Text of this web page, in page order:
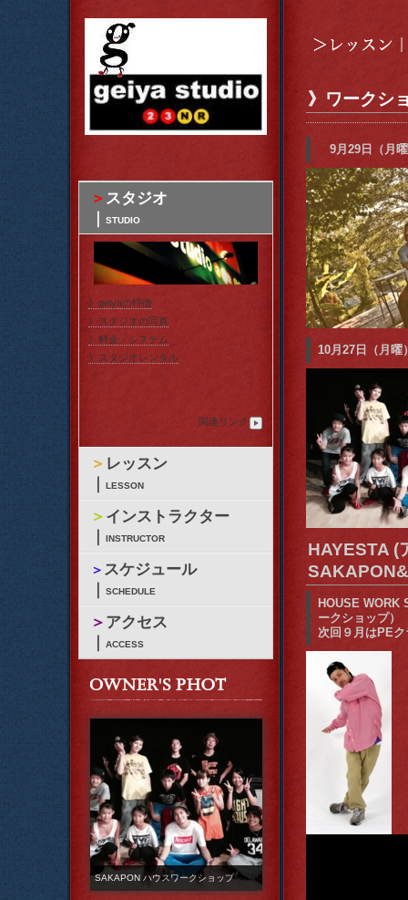
》ワークシ
9月29日（月
10月27日（月曜
HAYESTA (
HOUSE
ークショップ）
次回９月はPE
＞ スタジオ
STUDIO
》geiyaの特徴
》スタジオの写真
》料金・システム
》スタジオレンタル
関連リンク
＞ レッスン
LESSON
＞ インストラクター
INSTRUCTOR
＞ スケジュール
SCHEDULE
＞ アクセス
ACCESS
SAKAPON ハウスワークショップ